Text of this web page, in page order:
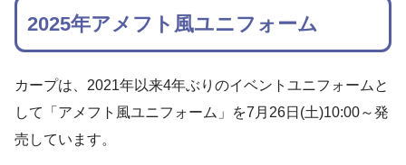
2025年アメフト風ユニフォーム
カープは、2021年以来4年ぶりのイベントユニフォームと
して「アメフト風ユニフォーム」を7月26日(土)10:00～発
売しています。